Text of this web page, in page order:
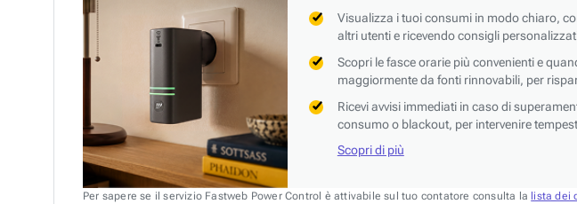
Visualizza i tuoi consumi in modo chiaro,
altri utenti e ricevendo consigli
Scopri le fasce orarie più convenienti e
maggiormente da fonti rinnovabili, per
Ricevi avvisi immediati in caso di
consumo o blackout, per intervenire
Scopri di più
Per sapere se il servizio Fastweb Power Control è attivabile sul tuo contatore consulta la lista dei